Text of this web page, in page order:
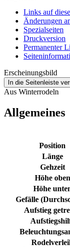
Links auf
Änderungen
Spezialseiten
Druckversion
Permanenter
Erscheinungsbild
In die Seitenleiste
Aus Winterrodeln
Allgemeines
Position
Länge
Gehzeit
Höhe oben
Höhe
Gefälle
Aufstieg